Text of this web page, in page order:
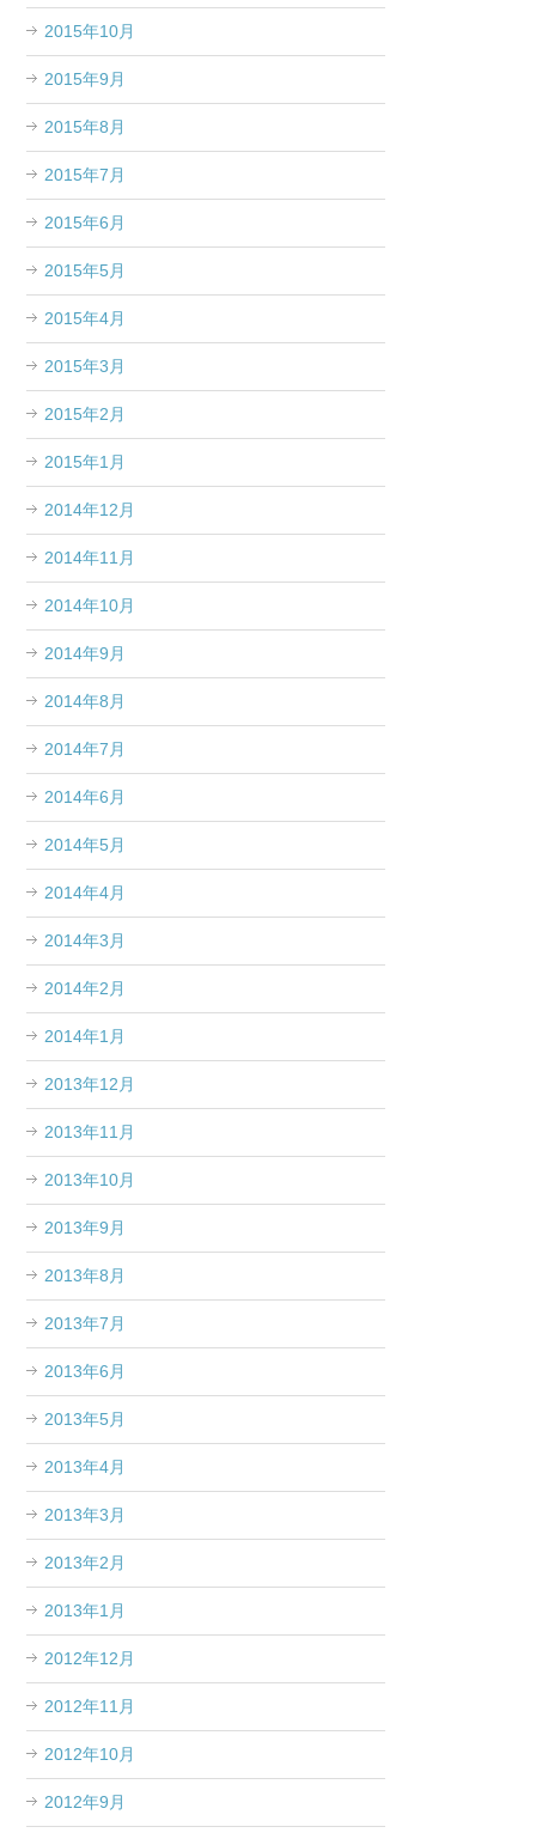
2015年10月
2015年9月
2015年8月
2015年7月
2015年6月
2015年5月
2015年4月
2015年3月
2015年2月
2015年1月
2014年12月
2014年11月
2014年10月
2014年9月
2014年8月
2014年7月
2014年6月
2014年5月
2014年4月
2014年3月
2014年2月
2014年1月
2013年12月
2013年11月
2013年10月
2013年9月
2013年8月
2013年7月
2013年6月
2013年5月
2013年4月
2013年3月
2013年2月
2013年1月
2012年12月
2012年11月
2012年10月
2012年9月